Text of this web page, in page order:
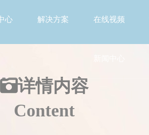
心 解决方案 在线视频
详情内容
Content